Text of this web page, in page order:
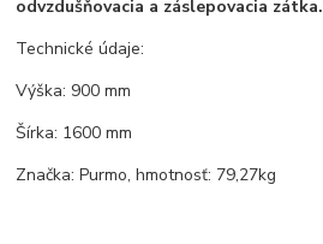
odvzdušňovacia a záslepovacia zátka.
Technické údaje:
Výška: 900 mm
Šírka: 1600 mm
Značka: Purmo, hmotnosť: 79,27kg